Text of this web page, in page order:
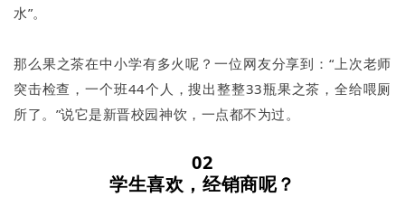
水”。
那么果之茶在中小学有多火呢？一位网友分享到：“上次老师
突击检查，一个班44个人，搜出整整33瓶果之茶，全给喂厕
所了。”说它是新晋校园神饮，一点都不为过。
02
学生喜欢，经销商呢？